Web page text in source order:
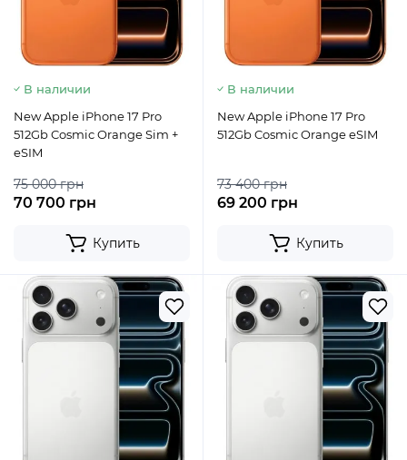
В наличии
New Apple iPhone 17 Pro
512Gb Cosmic Orange Sim +
eSIM
75 000 грн
70 700 грн
Купить
В наличии
New Apple iPhone 17 Pro
512Gb Cosmic Orange eSIM
73 400 грн
69 200 грн
Купить